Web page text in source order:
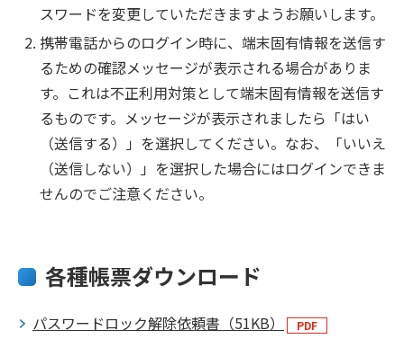
スワードを変更していただきますようお願いします。
携帯電話からのログイン時に、端末固有情報を送信す
るための確認メッセージが表示される場合がありま
す。これは不正利用対策として端末固有情報を送信す
るものです。メッセージが表示されましたら「はい
（送信する）」を選択してください。なお、「いいえ
（送信しない）」を選択した場合にはログインできま
せんのでご注意ください。
各種帳票ダウンロード
パスワードロック解除依頼書（51KB）